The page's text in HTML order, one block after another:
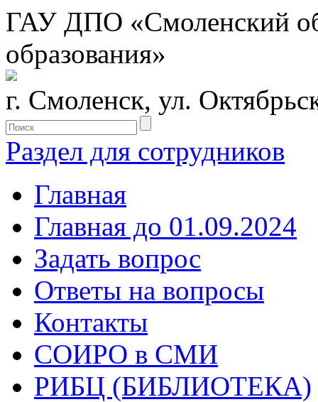
ГАУ ДПО «Смоленский
образования»
г. Смоленск, ул.
Раздел для сотрудников
Главная
Главная до 01.09.2024
Задать вопрос
Ответы на вопросы
Контакты
СОИРО в СМИ
РИБЦ (БИБЛИОТЕКА)